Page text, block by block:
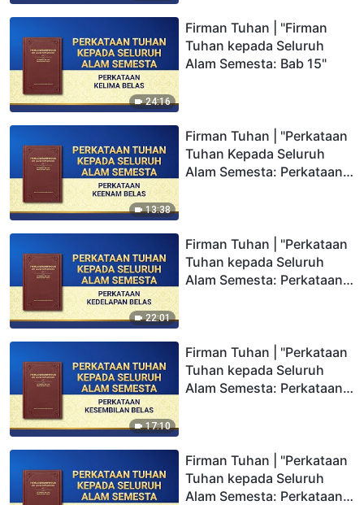
24:16
Firman Tuhan | "Firman
Tuhan kepada Seluruh
Alam Semesta: Bab 15"
13:38
Firman Tuhan | "Perkataan
Tuhan Kepada Seluruh
Alam Semesta: Perkataan
22:01
Firman Tuhan | "Perkataan
Tuhan kepada Seluruh
Alam Semesta: Perkataan
17:10
Firman Tuhan | "Perkataan
Tuhan kepada Seluruh
Alam Semesta: Perkataan
Firman Tuhan | "Perkataan
Tuhan kepada Seluruh
Alam Semesta: Perkataan